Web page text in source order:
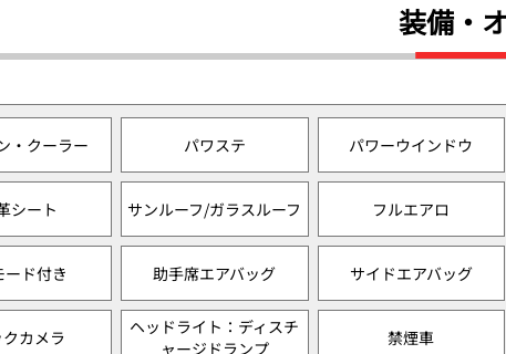
装備・
・クーラー パワステ パワーウインドウ
シート サンルーフ/ガラスルーフ フルエアロ
ード付き 助手席エアバッグ サイドエアバッグ
カメラ
ヘッドライト：ディスチ
ャージドランプ
禁煙車